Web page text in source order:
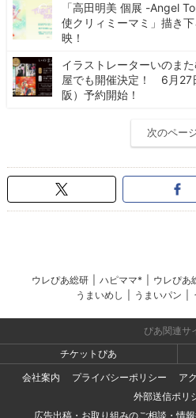
「高田明美 個展 -Angel
使クリィミーマミ」描き
映！
イラストレーターいのま
屋でも開催決定！ 6月27
阪）予約開始！
次のペー
ウレぴあ総研 ハピママ* ウレぴあ
うまいめし
うまいパン
ぴあ関連サ
チケットぴあ
会社案内
プライバシーポリシー
ア
外部送信ポリ
広告出稿・お取り組みのご相談・情